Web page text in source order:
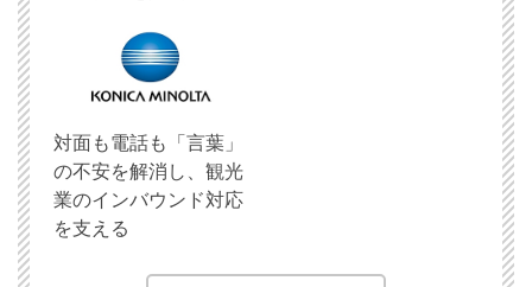
対面も電話も「言葉」
の不安を解消し、観光
業のインバウンド対応
を支える